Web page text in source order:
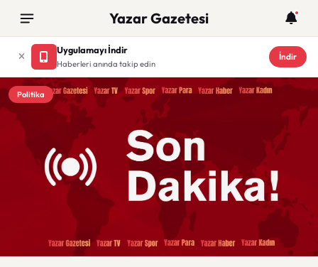
Yazar Gazetesi
Uygulamayı İndir
Haberleri anında takip edin
İndir
Politika